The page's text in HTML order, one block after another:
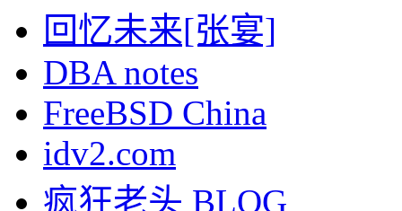
回忆未来[张宴]
DBA notes
FreeBSD China
idv2.com
疯狂老头 BLOG